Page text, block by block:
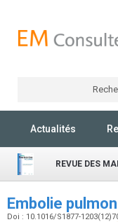
Actualités
REVUE DES
Embolie
Doi : 10.1016/S1877-